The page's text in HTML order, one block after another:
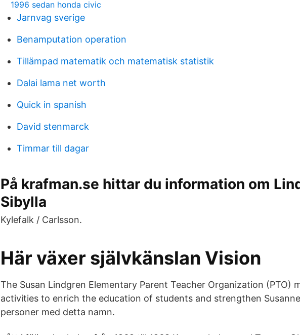
1996 sedan honda civic
Jarnvag sverige
Benamputation operation
Tillämpad matematik och matematisk statistik
Dalai lama net worth
Quick in spanish
David stenmarck
Timmar till dagar
På krafman.se hittar du information om
Sibylla
Kylefalk / Carlsson.
Här växer självkänslan Vision
The Susan Lindgren Elementary Parent Teacher Organization (PTO)
activities to enrich the education of students and strengthen
personer med detta namn.